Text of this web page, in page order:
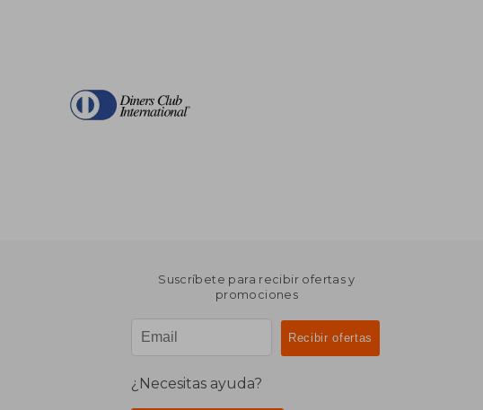
Suscríbete para recibir ofertas y
promociones
¿Necesitas ayuda?